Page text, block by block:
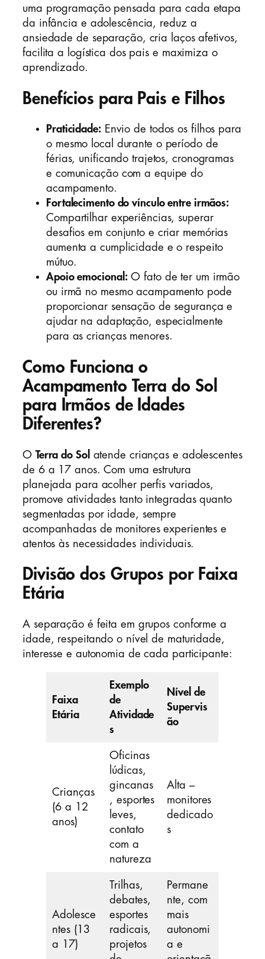
uma programação pensada para cada etapa
da infância e adolescência, reduz a
ansiedade de separação, cria laços afetivos,
facilita a logística dos pais e maximiza o
aprendizado.
Benefícios para Pais e Filhos
Praticidade:Envio de todos os filhos para
o mesmo local durante o período de
férias, unificando trajetos, cronogramas
e comunicação com a equipe do
acampamento.
Fortalecimento do vínculo entre irmãos:
Compartilhar experiências, superar
desafios em conjunto e criar memórias
aumenta a cumplicidade e o respeito
mútuo.
Apoio emocional:O fato de ter um irmão
ou irmã no mesmo acampamento pode
proporcionar sensação de segurança e
ajudar na adaptação, especialmente
para as crianças menores.
Como Funciona o
Acampamento Terra do Sol
para Irmãos de Idades
Diferentes?
O Terra do Sol atende crianças e adolescentes
de 6 a 17 anos. Com uma estrutura
planejada para acolher perfis variados,
promove atividades tanto integradas quanto
segmentadas por idade, sempre
acompanhadas de monitores experientes e
atentos às necessidades individuais.
Divisão dos Grupos por Faixa
Etária
A separação é feita em grupos conforme a
idade, respeitando o nível de maturidade,
interesse e autonomia de cada participante:
Faixa
Etária
Exemplo
de
Atividade
s
Nível de
Supervis
ão
Crianças
(6 a 12
anos)
Oficinas
lúdicas,
gincanas
, esportes
leves,
contato
com a
natureza
Alta –
monitores
dedicado
s
Adolesce
ntes (13
a 17)
Trilhas,
debates,
esportes
radicais,
projetos
Permane
nte, com
mais
autonomi
a e